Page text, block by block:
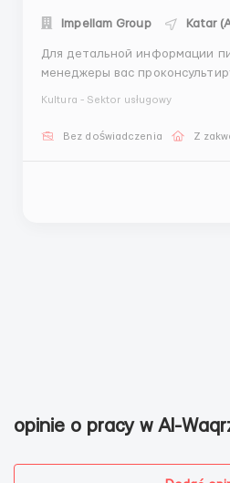
Impellam Group Katar
Для детальной информации
менеджеры вас
- Telegram Александр +44 74
трудоустройству за границей
Kultura - Sektor usługowy
Bez doświadczenia Z
opinie o pracy w Al-